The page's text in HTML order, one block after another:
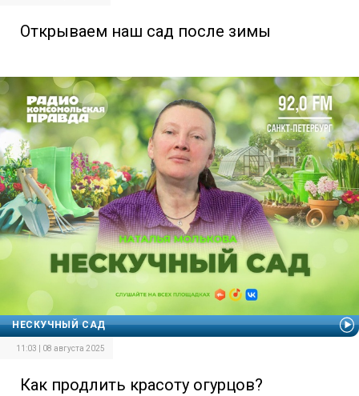
Открываем наш сад после зимы
НЕСКУЧНЫЙ САД
11:03 | 08 августа 2025
Как продлить красоту огурцов?